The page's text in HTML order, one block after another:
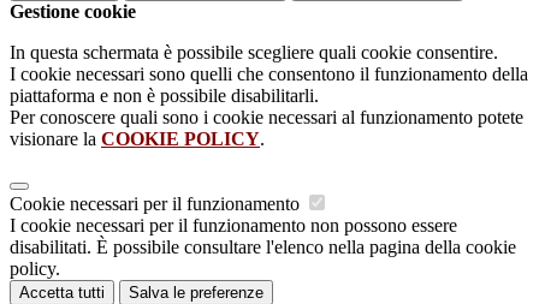
Gestione cookie
In questa schermata è possibile scegliere quali cookie consentire.
I cookie necessari sono quelli che consentono il funzionamento della
piattaforma e non è possibile disabilitarli.
Per conoscere quali sono i cookie necessari al funzionamento potete
visionare la COOKIE POLICY.
Cookie necessari per il funzionamento
I cookie necessari per il funzionamento non possono essere
disabilitati. È possibile consultare l'elenco nella pagina della cookie
policy.
Accetta tutti Salva le preferenze